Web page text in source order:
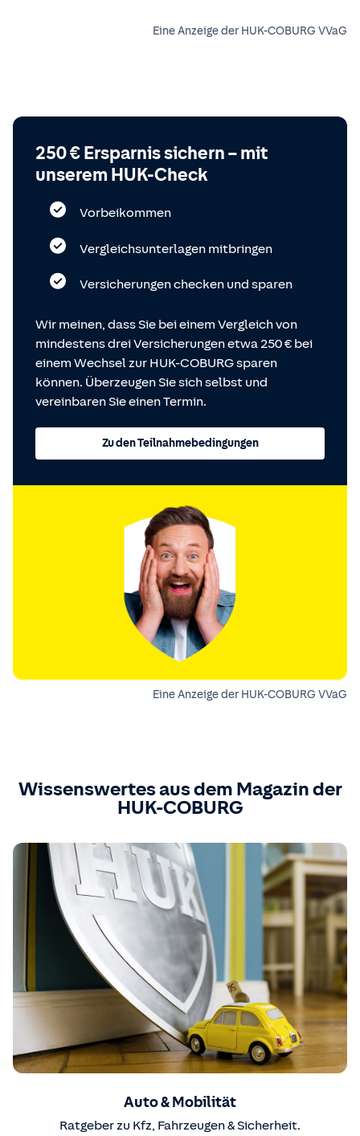
Eine Anzeige der HUK-COBURG VVaG
250 € Ersparnis sichern – mit
unserem HUK-Check
Vorbeikommen
Vergleichsunterlagen mitbringen
Versicherungen checken und sparen
Wir meinen, dass Sie bei einem Vergleich von
mindestens drei Versicherungen etwa 250 € bei
einem Wechsel zur HUK-COBURG sparen
können. Überzeugen Sie sich selbst und
vereinbaren Sie einen Termin.
Zu den Teilnahmebedingungen
Eine Anzeige der HUK-COBURG VVaG
Wissenswertes aus dem Magazin der
HUK-COBURG
Auto & Mobilität
Ratgeber zu Kfz, Fahrzeugen & Sicherheit.